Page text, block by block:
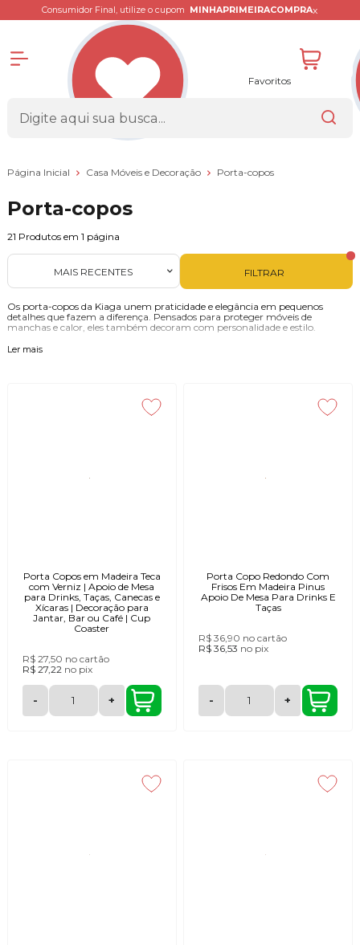
Consumidor Final, utilize o cupom MINHAPRIMEIRACOMPRAx
Favoritos
Página Inicial Casa Móveis e Decoração Porta-copos
Porta-copos
21 Produtos em 1 página
FILTRAR
MAIS RECENTES
Os porta-copos da Kiaga unem praticidade e elegância em pequenos
detalhes que fazem a diferença. Pensados para proteger móveis de
manchas e calor, eles também decoram com personalidade e estilo.
Produzidos em madeira de pinus, com ou sem gravação a laser, os
Além da funcionalidade, os porta-copos são ótimas opções para presentear
ou complementar composições decorativas com um toque artesanal. Cada
Ler mais
Porta Copos em Madeira Teca
com Verniz | Apoio de Mesa
para Drinks, Taças, Canecas e
Xícaras | Decoração para
Jantar, Bar ou Café | Cup
Coaster
R$ 27,50 no cartão
R$ 27,22 no pix
- +
Porta Copo Redondo Com
Frisos Em Madeira Pinus
Apoio De Mesa Para Drinks E
Taças
R$ 36,90 no cartão
R$ 36,53 no pix
- +